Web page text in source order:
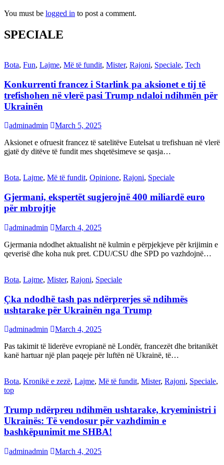
You must be logged in to post a comment.
SPECIALE
Bota, Fun, Lajme, Më të fundit, Mister, Rajoni, Speciale, Tech
Konkurrenti francez i Starlink pa aksionet e tij të
trefishohen në vlerë pasi Trump ndaloi ndihmën për
Ukrainën
adminadmin
March 5, 2025
Aksionet e ofruesit francez të satelitëve Eutelsat u trefishuan në vlerë
gjatë dy ditëve të fundit mes shqetësimeve se qasja…
Bota, Lajme, Më të fundit, Opinione, Rajoni, Speciale
Gjermani, ekspertët sugjerojnë 400 miliardë euro
për mbrojtje
adminadmin
March 4, 2025
Gjermania ndodhet aktualisht në kulmin e përpjekjeve për krijimin e
qeverisë dhe koha nuk pret. CDU/CSU dhe SPD po vazhdojnë…
Bota, Lajme, Mister, Rajoni, Speciale
Çka ndodhë tash pas ndërprerjes së ndihmës
ushtarake për Ukrainën nga Trump
adminadmin
March 4, 2025
Pas takimit të liderëve evropianë në Londër, francezët dhe britanikët
kanë hartuar një plan paqeje për luftën në Ukrainë, të…
Bota, Kronikë e zezë, Lajme, Më të fundit, Mister, Rajoni, Speciale,
top
Trump ndërpreu ndihmën ushtarake, kryeministri i
Ukrainës: Të vendosur për vazhdimin e
bashkëpunimit me SHBA!
adminadmin
March 4, 2025